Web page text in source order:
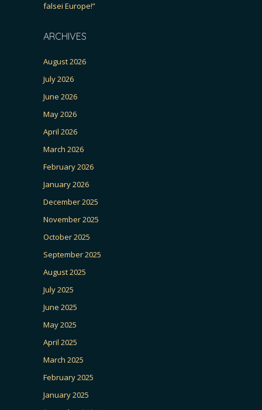
falsei Europe!”
ARCHIVES
August 2026
July 2026
June 2026
May 2026
April 2026
March 2026
February 2026
January 2026
December 2025
November 2025
October 2025
September 2025
August 2025
July 2025
June 2025
May 2025
April 2025
March 2025
February 2025
January 2025